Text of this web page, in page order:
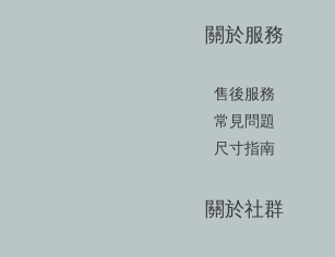
關於服務
售後服務
常見問題
尺寸指南
關於社群